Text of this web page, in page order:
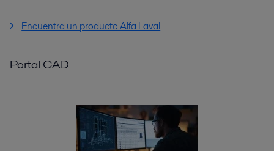
Encuentra un producto Alfa Laval
Portal CAD